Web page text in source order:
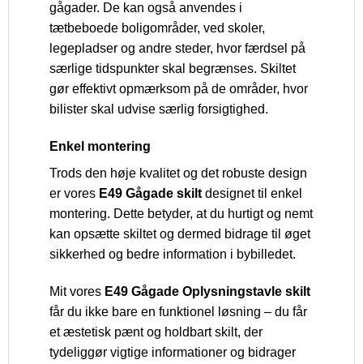
gågader. De kan også anvendes i
tætbeboede boligområder, ved skoler,
legepladser og andre steder, hvor færdsel på
særlige tidspunkter skal begrænses. Skiltet
gør effektivt opmærksom på de områder, hvor
bilister skal udvise særlig forsigtighed.
Enkel montering
Trods den høje kvalitet og det robuste design
er vores E49 Gågade skilt designet til enkel
montering. Dette betyder, at du hurtigt og nemt
kan opsætte skiltet og dermed bidrage til øget
sikkerhed og bedre information i bybilledet.
Mit vores E49 Gågade Oplysningstavle skilt
får du ikke bare en funktionel løsning – du får
et æstetisk pænt og holdbart skilt, der
tydeliggør vigtige informationer og bidrager